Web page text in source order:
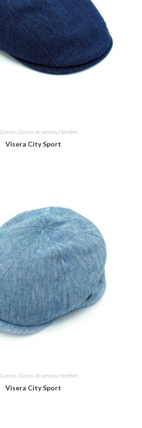
Gorras Gorras de verano Hombre
Visera City Sport
Gorras Gorras de verano Hombre
Visera City Sport